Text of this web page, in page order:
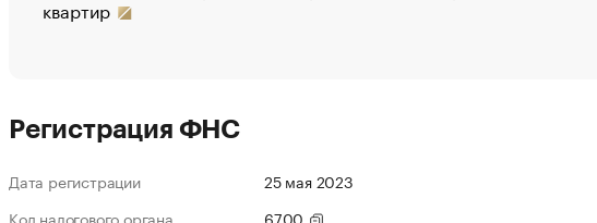
квартир
Регистрация ФНС
Дата регистрации
25 мая 2023
Код налогового органа
6700